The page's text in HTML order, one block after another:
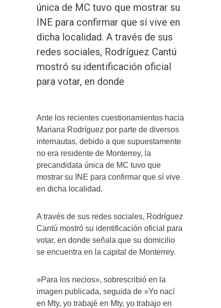
única de MC tuvo que mostrar su
INE para confirmar que sí vive en
dicha localidad. A través de sus
redes sociales, Rodríguez Cantú
mostró su identificación oficial
para votar, en donde
Ante los recientes cuestionamientos hacia
Mariana Rodríguez por parte de diversos
internautas, debido a que supuestamente
no era residente de Monterrey, la
precandidata única de MC tuvo que
mostrar su INE para confirmar que sí vive
en dicha localidad.
A través de sus redes sociales, Rodríguez
Cantú mostró su identificación oficial para
votar, en donde señala que su domicilio
se encuentra en la capital de Monterrey.
»Para los necios», sobrescribió en la
imagen publicada, seguida de »Yo nací
en Mty, yo trabajé en Mty, yo trabajo en